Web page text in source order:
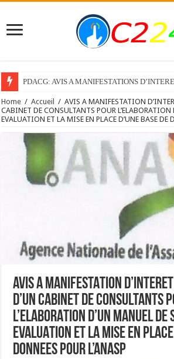
PDACG: AVIS A MANIFESTATIONS
Home / Accueil / AVIS A MANIFESTATION
CABINET DE CONSULTANTS POUR
EVALUATION ET LA MISE EN PLACE D’UNE BASE DE
AVIS A MANIFESTATION
D’UN CABINET DE CONSULTANTS
L’ELABORATION D’UN MANUEL DE
EVALUATION ET LA MISE EN
DONNEES POUR L’ANASP